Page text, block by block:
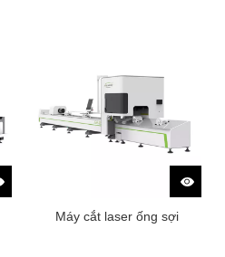
Máy cắt laser ống sợi